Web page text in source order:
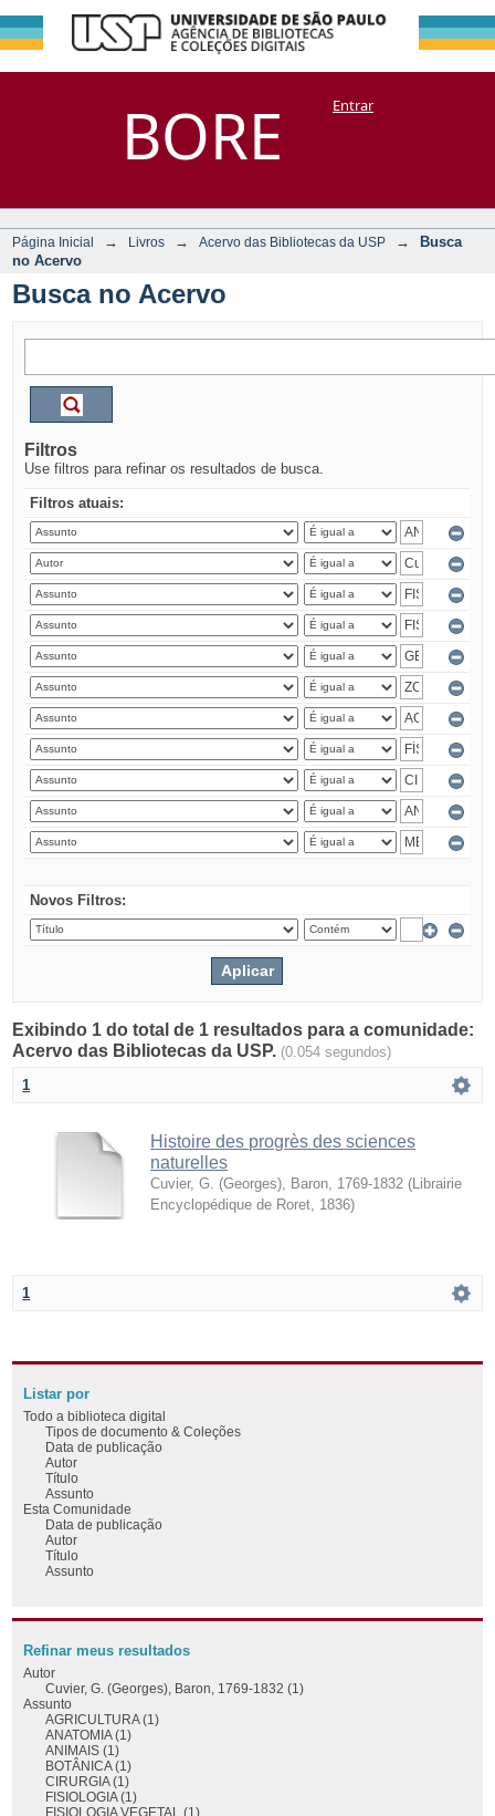
BORE
Busca no Acervo
DSpace/Manakin + CoriscoEntrar
Página Inicial → Livros → Acervo das Bibliotecas da USP →
Busca
no Acervo
Busca no Acervo
Filtros
Use filtros para refinar os resultados de busca.
Filtros atuais:
Novos Filtros:
Exibindo 1 do total de 1 resultados para a comunidade:
Acervo das Bibliotecas da USP. (0.054 segundos)
1
Histoire des progrès des sciences
naturelles
Cuvier, G. (Georges), Baron, 1769-1832 ( Librairie
Encyclopédique de Roret 1836)
1
Listar por
Todo a biblioteca digital
Tipos de documento & Coleções
Data de publicação
Autor
Título
Assunto
Esta Comunidade
Data de publicação
Autor
Título
Assunto
Refinar meus resultados
Autor
Cuvier, G. (Georges), Baron, 1769-1832 (1)
Assunto
AGRICULTURA (1)
ANATOMIA (1)
ANIMAIS (1)
BOTÂNICA (1)
CIRURGIA (1)
FISIOLOGIA (1)
FISIOLOGIA VEGETAL (1)